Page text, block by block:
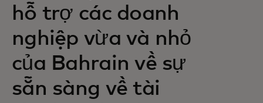
hỗ trợ các doanh
nghiệp vừa và nhỏ
của Bahrain về sự
sẵn sàng về tài